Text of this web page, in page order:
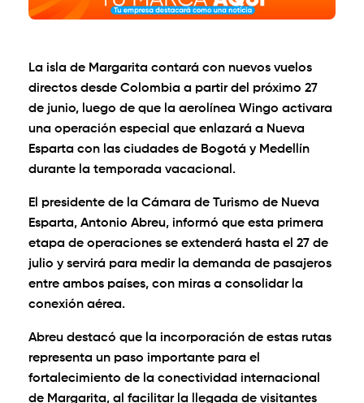
La isla de Margarita contará con nuevos vuelos
directos desde Colombia a partir del próximo 27
de junio, luego de que la aerolínea Wingo activara
una operación especial que enlazará a Nueva
Esparta con las ciudades de Bogotá y Medellín
durante la temporada vacacional.
El presidente de la Cámara de Turismo de Nueva
Esparta, Antonio Abreu, informó que esta primera
etapa de operaciones se extenderá hasta el 27 de
julio y servirá para medir la demanda de pasajeros
entre ambos países, con miras a consolidar la
conexión aérea.
Abreu destacó que la incorporación de estas rutas
representa un paso importante para el
fortalecimiento de la conectividad internacional
de Margarita, al facilitar la llegada de visitantes